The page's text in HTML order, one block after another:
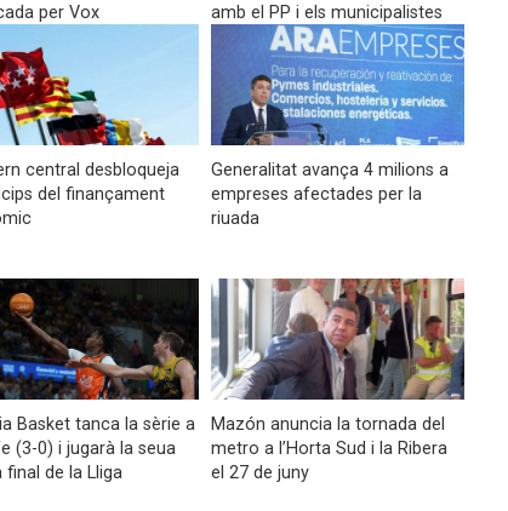
per Vox
amb el PP i els municipalistes
central desbloqueja
del finançament
Generalitat avança 4 milions a
empreses afectades per la
riuada
Basket tanca la sèrie a
(3-0) i jugarà la seua
final de la Lliga
Mazón anuncia la tornada del
metro a l’Horta Sud i la Ribera
el 27 de juny